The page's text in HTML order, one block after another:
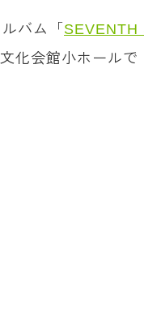
バム「 SEVENTH
化会館小ホールで